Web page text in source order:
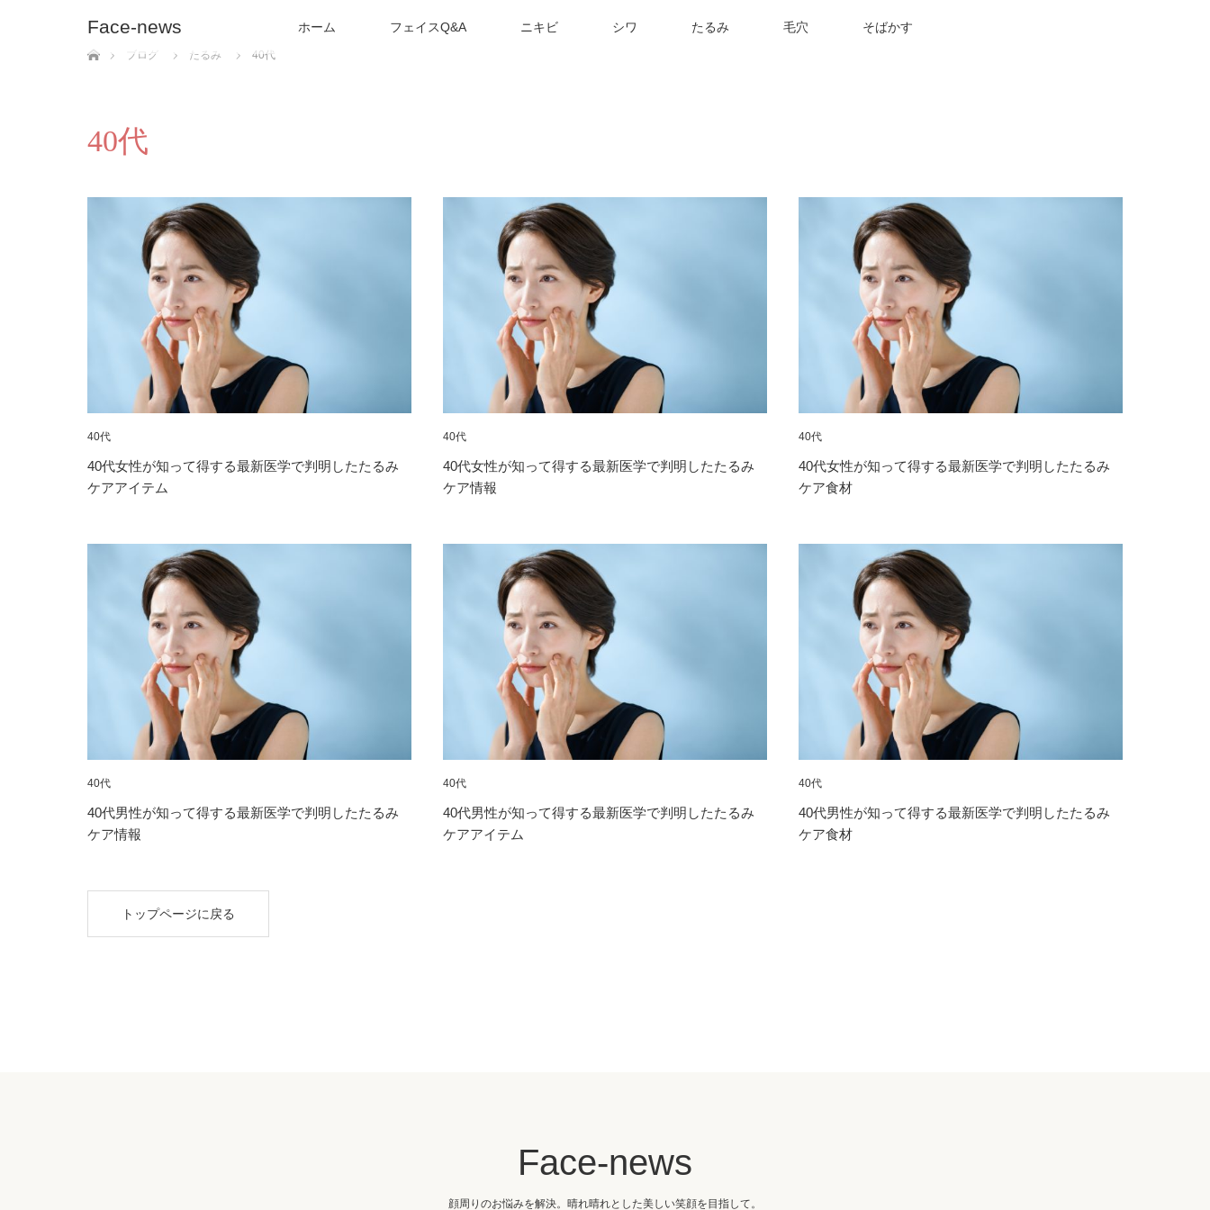
Face-news ホーム フェイスQ&A ニキビ シワ たるみ 毛穴 そばかす
ホーム
ブログ
たるみ 40代
40代
40代
40代女性が知って得する最新医学で判明したたるみ
ケアアイテム
40代
40代女性が知って得する最新医学で判明したたるみ
ケア情報
40代
40代女性が知って得する最新医学で判明したたるみ
ケア食材
40代
40代男性が知って得する最新医学で判明したたるみ
ケア情報
40代
40代男性が知って得する最新医学で判明したたるみ
ケアアイテム
40代
40代男性が知って得する最新医学で判明したたるみ
ケア食材
トップページに戻る
Face-news
顔周りのお悩みを解決。晴れ晴れとした美しい笑顔を目指して。